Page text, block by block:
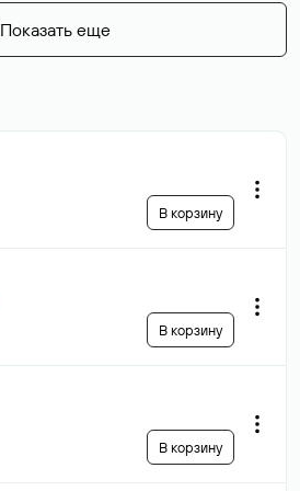
Показать еще
В корзину
В корзину
В корзину